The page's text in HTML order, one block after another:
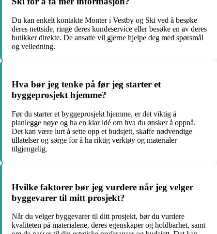
Du kan enkelt kontakte Monter i Vestby og Ski ved å besøke
deres nettside, ringe deres kundeservice eller besøke en av deres
butikker direkte. De ansatte vil gjerne hjelpe deg med spørsmål
og veiledning.
Hva bør jeg tenke på før jeg starter et
byggeprosjekt hjemme?
Før du starter et byggeprosjekt hjemme, er det viktig å
planlegge nøye og ha en klar idé om hva du ønsker å oppnå.
Det kan være lurt å sette opp et budsjett, skaffe nødvendige
tillatelser og sørge for å ha riktig verktøy og materialer
tilgjengelig.
Hvilke faktorer bør jeg vurdere når jeg velger
byggevarer til mitt prosjekt?
Når du velger byggevarer til ditt prosjekt, bør du vurdere
kvaliteten på materialene, deres egenskaper og holdbarhet, samt